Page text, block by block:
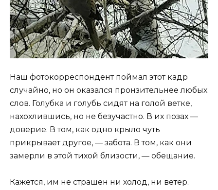
Наш фотокорреспондент поймал этот кадр
случайно, но он оказался пронзительнее любых
слов. Голубка и голубь сидят на голой ветке,
нахохлившись, но не безучастно. В их позах —
доверие. В том, как одно крыло чуть
прикрывает другое, — забота. В том, как они
замерли в этой тихой близости, — обещание.
Кажется, им не страшен ни холод, ни ветер.